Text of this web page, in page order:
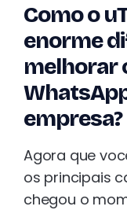
Como o
enorme
melhorar
empresa?
Agora que
os principais
chegou o